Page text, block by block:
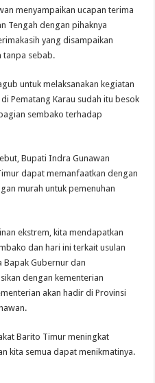
menyampaikan ucapan terima
Tengah dengan pihaknya
yang disampaikan
tanpa sebab.
untuk melaksanakan kegiatan
Pematang Karau sudah itu besok
sembako terhadap
Bupati Indra Gunawan
dapat memanfaatkan dengan
murah untuk pemenuhan
ekstrem, kita mendapatkan
dan hari ini terkait usulan
Bapak Gubernur dan
dengan kementerian
akan hadir di Provinsi
Barito Timur meningkat
kita semua dapat menikmatinya.